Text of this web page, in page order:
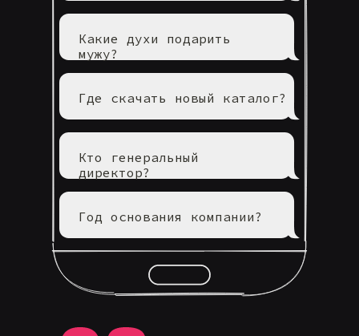
Какие духи подарить
мужу?
Где скачать новый каталог?
Кто генеральный
директор?
Год основания компании?